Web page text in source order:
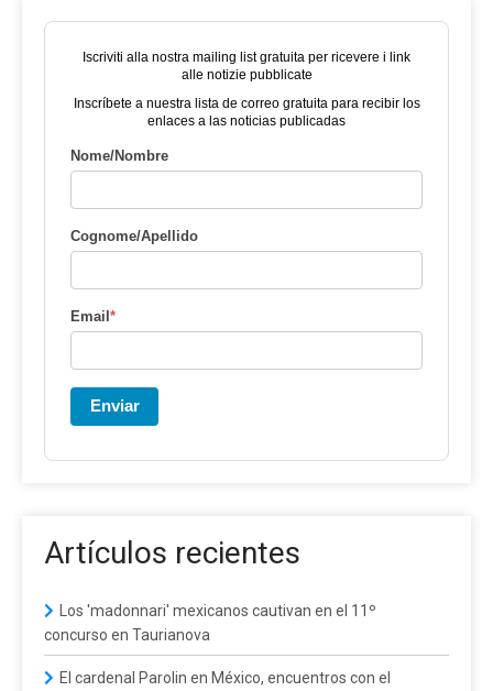
Iscriviti alla nostra mailing list gratuita per ricevere i link
alle notizie pubblicate
Inscríbete a nuestra lista de correo gratuita para recibir los
enlaces a las noticias publicadas
Nome/Nombre
Cognome/Apellido
Email*
Enviar
Artículos recientes
Los 'madonnari' mexicanos cautivan en el 11º
concurso en Taurianova
El cardenal Parolin en México, encuentros con el